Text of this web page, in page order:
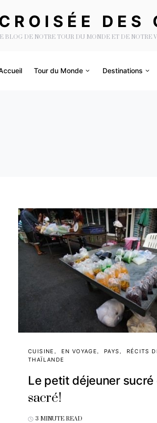
DES
BLOG DE NOTRE TOUR DU MONDE ET DE NOTRE
Tour du Monde Destinations
CUISINE EN VOYAGE PAYS
RÉCITS
THAÏLANDE
Le petit déjeuner sucré
sacré!
3 MINUTE READ